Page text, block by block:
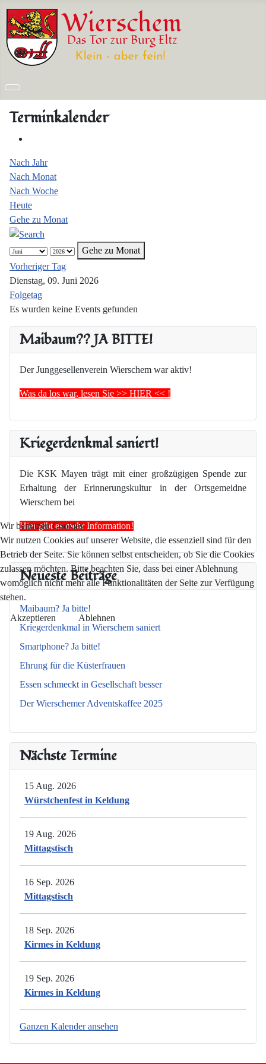
Maibaum?? JA BITTE!
Der Junggesellenverein Wierschem war aktiv!
Was da los war, lesen Sie >> HIER << !
Kriegerdenkmal saniert!
Die KSK Mayen trägt mit einer großzügigen Spende zur
Erhaltung der Erinnerungskultur in der Ortsgemeidne
Wierschem bei
Hier gibt es mehr Information!
Neueste Beiträge
Maibaum? Ja bitte!
Kriegerdenkmal in Wierschem saniert
Smartphone? Ja bitte!
Ehrung für die Küsterfrauen
Essen schmeckt in Gesellschaft besser
Der Wierschemer Adventskaffee 2025
Nächste Termine
15 Aug. 2026
Würstchenfest in Keldung
19 Aug. 2026
Mittagstisch
16 Sep. 2026
Mittagstisch
18 Sep. 2026
Kirmes in Keldung
19 Sep. 2026
Kirmes in Keldung
Ganzen Kalender ansehen
Terminkalender
Nach Jahr
Nach Monat
Nach Woche
Heute
Gehe zu Monat
Gehe zu Monat
Vorheriger Tag
Dienstag, 09. Juni 2026
Folgetag
Es wurden keine Events gefunden
Wir benutzen Cookies
Wir nutzen Cookies auf unserer Website, die essenziell sind für den
Betrieb der Seite. Sie können selbst entscheiden, ob Sie die Cookies
zulassen möchten. Bitte beachten Sie, dass bei einer Ablehnung
womöglich nicht mehr alle Funktionalitäten der Seite zur Verfügung
stehen.
Akzeptieren Ablehnen